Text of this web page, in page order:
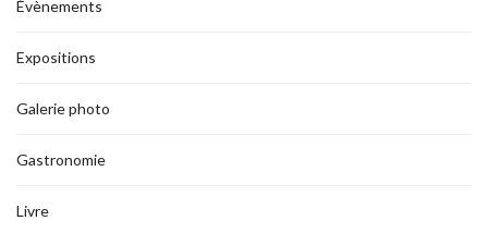
Évènements
Expositions
Galerie photo
Gastronomie
Livre